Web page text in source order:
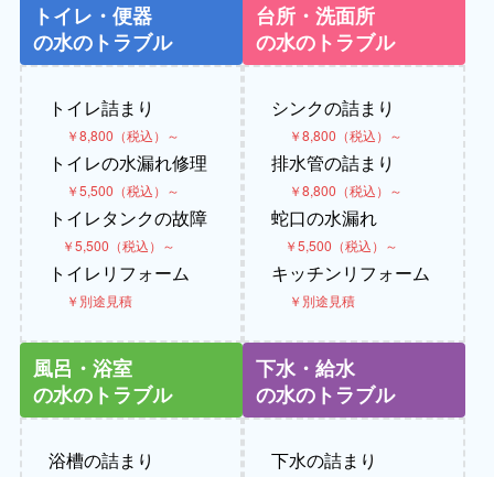
トイレ・便器
の水のトラブル
トイレ詰まり
￥8,800（税込）～
トイレの水漏れ修理
￥5,500（税込）～
トイレタンクの故障
￥5,500（税込）～
トイレリフォーム
￥別途見積
台所・洗面所
の水のトラブル
シンクの詰まり
￥8,800（税込）～
排水管の詰まり
￥8,800（税込）～
蛇口の水漏れ
￥5,500（税込）～
キッチンリフォーム
￥別途見積
風呂・浴室
の水のトラブル
浴槽の詰まり
下水・給水
の水のトラブル
下水の詰まり